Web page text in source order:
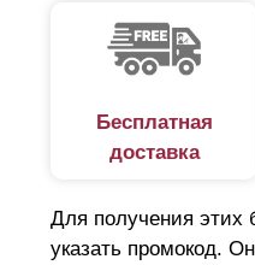
“Оптима ” прекрасно
Бесплатная
доставка
Для получения этих
указать промокод.